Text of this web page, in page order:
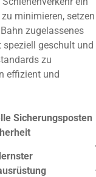
minimieren, setzen
zugelassenes
speziell geschult und
zu
effizient und
Sicherungsposten